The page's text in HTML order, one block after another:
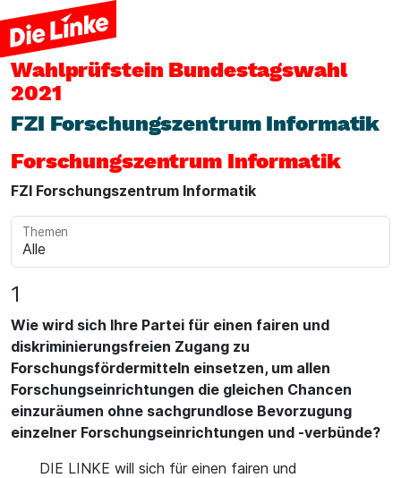
Wahlprüfstein Bundestagswahl
2021
FZI Forschungszentrum Informatik
Forschungszentrum Informatik
FZI Forschungszentrum Informatik
Themen
1
Wie wird sich Ihre Partei für einen fairen und
diskriminierungsfreien Zugang zu
Forschungsfördermitteln einsetzen, um allen
Forschungseinrichtungen die gleichen Chancen
einzuräumen ohne sachgrundlose Bevorzugung
einzelner Forschungseinrichtungen und -verbünde?
DIE LINKE will sich für einen fairen und